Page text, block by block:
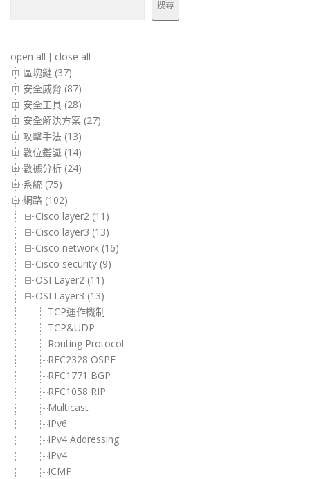
搜尋
open all | close all
區塊鏈 (37)
安全威脅 (87)
安全工具 (28)
安全解決方案 (27)
攻擊手法 (13)
數位鑑識 (14)
數據分析 (24)
系統 (75)
網路 (102)
Cisco layer2 (11)
Cisco layer3 (13)
Cisco network (16)
Cisco security (9)
OSI Layer2 (11)
OSI Layer3 (13)
TCP運作機制
TCP&UDP
Routing Protocol
RFC2328 OSPF
RFC1771 BGP
RFC1058 RIP
Multicast
IPv6
IPv4 Addressing
IPv4
ICMP